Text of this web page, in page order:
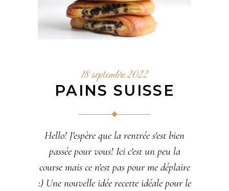
18 septembre 2022
PAINS SUISSE
Hello! J'espère que la rentrée s'est bien
passée pour vous! Ici c'est un peu la
course mais ce n'est pas pour me déplaire
:) Une nouvelle idée recette idéale pour le